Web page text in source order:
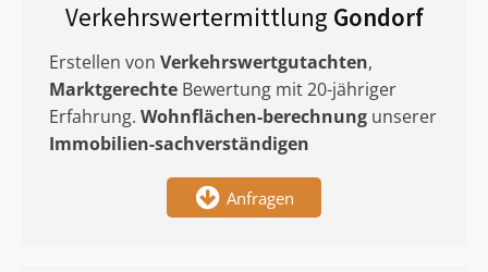
Verkehrswertermittlung Gondorf
Erstellen von Verkehrswertgutachten,
Marktgerechte Bewertung mit 20-jähriger
Erfahrung. Wohnflächen-berechnung unserer
Immobilien-sachverständigen
Anfragen